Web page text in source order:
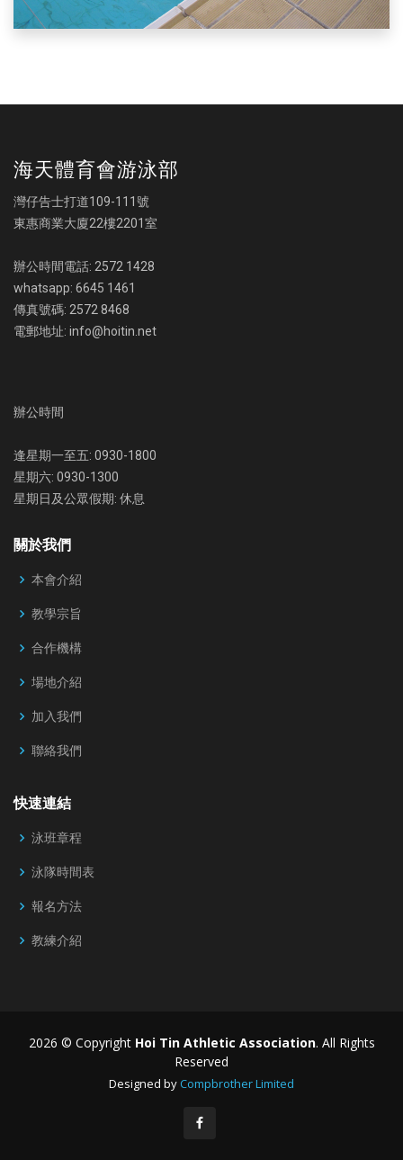
海天體育會游泳部
灣仔告士打道109-111號
東惠商業大廈22樓2201室
辦公時間電話: 2572 1428
whatsapp: 6645 1461
傳真號碼: 2572 8468
電郵地址: info@hoitin.net
辦公時間
逢星期一至五: 0930-1800
星期六: 0930-1300
星期日及公眾假期: 休息
關於我們
本會介紹
教學宗旨
合作機構
場地介紹
加入我們
聯絡我們
快速連結
泳班章程
泳隊時間表
報名方法
教練介紹
2026 © Copyright Hoi Tin Athletic Association. All Rights
Reserved
Designed byCompbrother Limited